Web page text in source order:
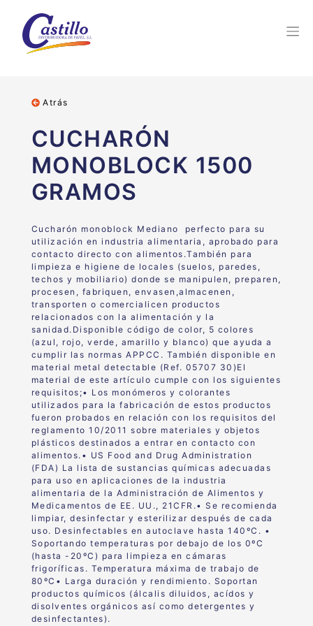
Atrás
CUCHARÓN
MONOBLOCK 1500
GRAMOS
Cucharón monoblock Mediano perfecto para su
utilización en industria alimentaria, aprobado para
contacto directo con alimentos .También para
limpieza e higiene de locales (suelos, paredes,
techos y mobiliario) donde se manipulen, preparen,
procesen, fabriquen, envasen,almacenen,
transporten o comercialicen productos
relacionados con la alimentación y la
sanidad.Disponible código de color, 5 colores
(azul, rojo, verde, amarillo y blanco) que ayuda a
cumplir las normas APPCC. También disponible en
material metal detectable (Ref. 05707 30)El
material de este artículo cumple con los siguientes
requisitos;• Los monómeros y colorantes
utilizados para la fabricación de estos productos
fueron probados en relación con los requisitos del
reglamento 10/2011 sobre materiales y objetos
plásticos destinados a entrar en contacto con
alimentos.• US Food and Drug Administration
(FDA) La lista de sustancias químicas adecuadas
para uso en aplicaciones de la industria
alimentaria de la Administración de Alimentos y
Medicamentos de EE. UU., 21CFR.• Se recomienda
limpiar, desinfectar y esterilizar después de cada
uso. Desinfectables en autoclave hasta 140ºC. •
Soportando temperaturas por debajo de los 0ºC
(hasta -20ºC) para limpieza en cámaras
frigoríficas. Temperatura máxima de trabajo de
80ºC• Larga duración y rendimiento. Soportan
productos químicos (álcalis diluidos, acídos y
disolventes orgánicos así como detergentes y
desinfectantes).